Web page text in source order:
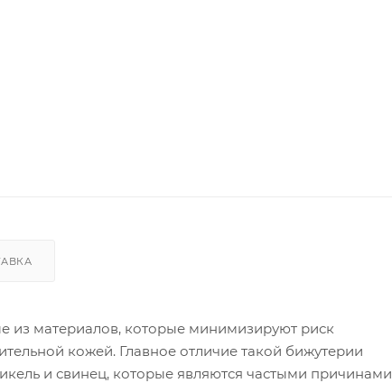
из материалов, которые минимизируют риск
кожей. Главное отличие такой бижутерии
и свинец, которые являются частыми причинами